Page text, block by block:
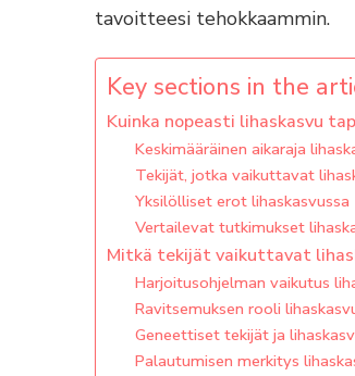
tavoitteesi tehokkaammin.
Key sections in the
Kuinka nopeasti lihaskasvu
Keskimääräinen aikaraja
Tekijät, jotka vaikuttavat
Yksilölliset erot lihaskasvussa
Vertailevat tutkimukset
Mitkä tekijät vaikuttavat
Harjoitusohjelman vaikutus
Ravitsemuksen rooli
Geneettiset tekijät ja
Palautumisen merkitys